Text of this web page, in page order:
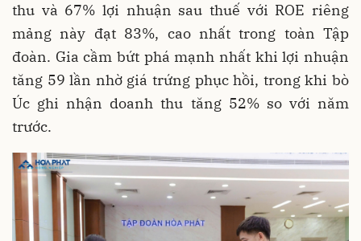
thu và 67% lợi nhuận sau thuế với ROE riêng
mảng này đạt 83%, cao nhất trong toàn Tập
đoàn. Gia cầm bứt phá mạnh nhất khi lợi nhuận
tăng 59 lần nhờ giá trứng phục hồi, trong khi bò
Úc ghi nhận doanh thu tăng 52% so với năm
trước.